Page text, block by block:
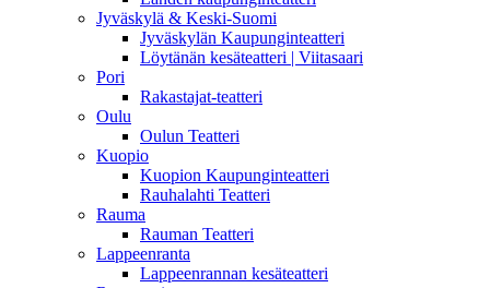
Jyväskylä & Keski-Suomi
Jyväskylän Kaupunginteatteri
Löytänän kesäteatteri | Viitasaari
Pori
Rakastajat-teatteri
Oulu
Oulun Teatteri
Kuopio
Kuopion Kaupunginteatteri
Rauhalahti Teatteri
Rauma
Rauman Teatteri
Lappeenranta
Lappeenrannan kesäteatteri